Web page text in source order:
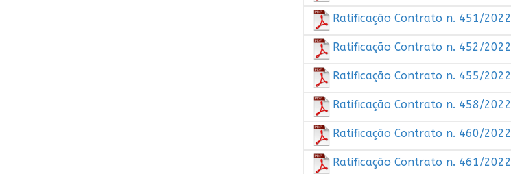
Ratificação Contrato n. 451/2022
Ratificação Contrato n. 452/2022
Ratificação Contrato n. 455/2022
Ratificação Contrato n. 458/2022
Ratificação Contrato n. 460/2022
Ratificação Contrato n. 461/2022